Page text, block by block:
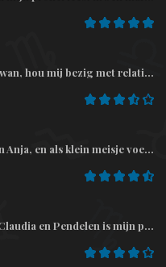
hou mij bezig met relati...
Anja, en als klein meisje voe...
en Pendelen is mijn p...